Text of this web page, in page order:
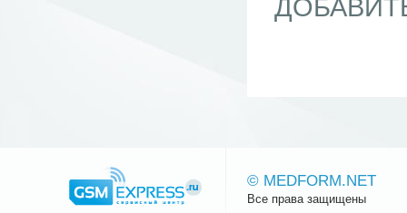
© MEDFORM.NET
Все права защищены